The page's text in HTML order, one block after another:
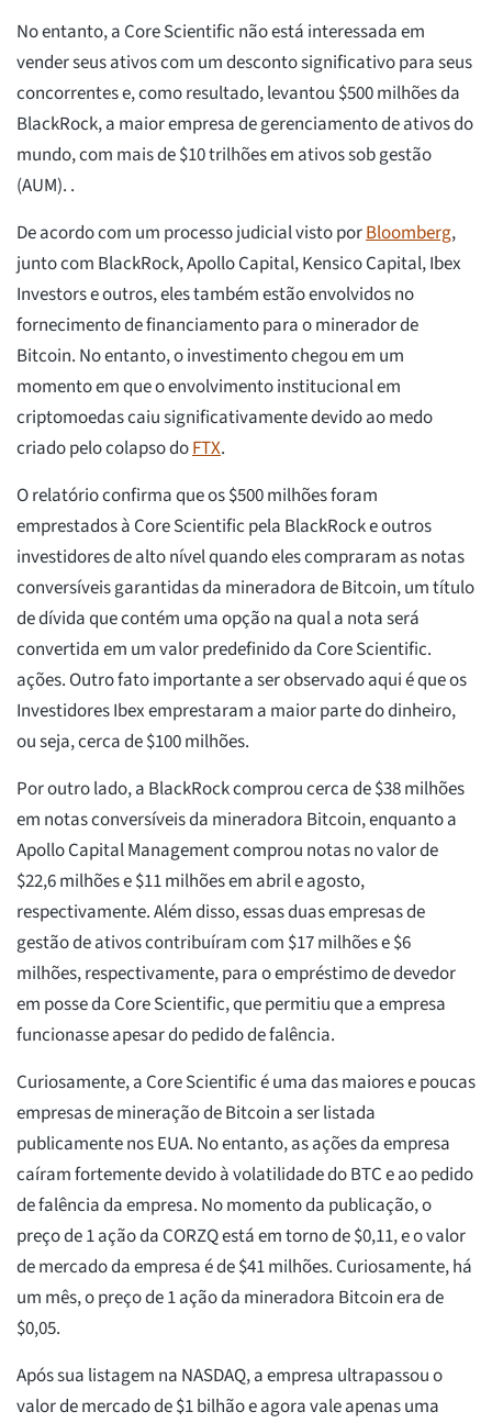
No entanto, a Core Scientific não está interessada em
vender seus ativos com um desconto significativo para seus
concorrentes e, como resultado, levantou $500 milhões da
BlackRock, a maior empresa de gerenciamento de ativos do
mundo, com mais de $10 trilhões em ativos sob gestão
(AUM). .
De acordo com um processo judicial visto porBloomberg,
junto com BlackRock, Apollo Capital, Kensico Capital, Ibex
Investors e outros, eles também estão envolvidos no
fornecimento de financiamento para o minerador de
Bitcoin. No entanto, o investimento chegou em um
momento em que o envolvimento institucional em
criptomoedas caiu significativamente devido ao medo
criado pelo colapso doFTX.
O relatório confirma que os $500 milhões foram
emprestados à Core Scientific pela BlackRock e outros
investidores de alto nível quando eles compraram as notas
conversíveis garantidas da mineradora de Bitcoin, um título
de dívida que contém uma opção na qual a nota será
convertida em um valor predefinido da Core Scientific.
ações. Outro fato importante a ser observado aqui é que os
Investidores Ibex emprestaram a maior parte do dinheiro,
ou seja, cerca de $100 milhões.
Por outro lado, a BlackRock comprou cerca de $38 milhões
em notas conversíveis da mineradora Bitcoin, enquanto a
Apollo Capital Management comprou notas no valor de
$22,6 milhões e $11 milhões em abril e agosto,
respectivamente. Além disso, essas duas empresas de
gestão de ativos contribuíram com $17 milhões e $6
milhões, respectivamente, para o empréstimo de devedor
em posse da Core Scientific, que permitiu que a empresa
funcionasse apesar do pedido de falência.
Curiosamente, a Core Scientific é uma das maiores e poucas
empresas de mineração de Bitcoin a ser listada
publicamente nos EUA. No entanto, as ações da empresa
caíram fortemente devido à volatilidade do BTC e ao pedido
de falência da empresa. No momento da publicação, o
preço de 1 ação da CORZQ está em torno de $0,11, e o valor
de mercado da empresa é de $41 milhões. Curiosamente, há
um mês, o preço de 1 ação da mineradora Bitcoin era de
$0,05.
Após sua listagem na NASDAQ, a empresa ultrapassou o
valor de mercado de $1 bilhão e agora vale apenas uma